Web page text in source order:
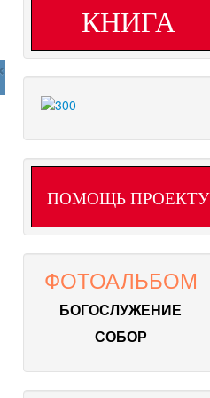
КНИГА
ПОМОЩЬ ПРОЕКТУ
ФОТОАЛЬБОМ
БОГОСЛУЖЕНИЕ
СОБОР